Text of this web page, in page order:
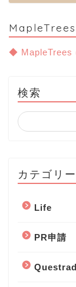
◆ MapleTrees
検索
カテゴリー
Life
PR申請